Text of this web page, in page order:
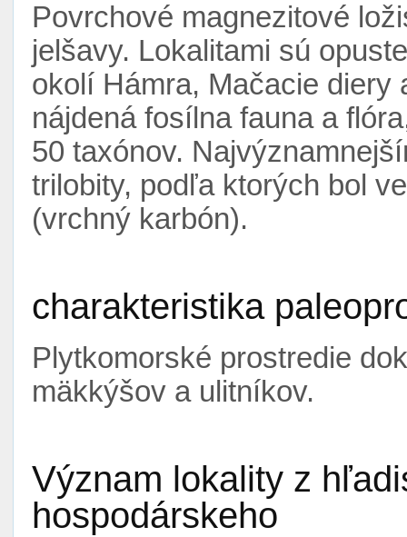
Povrchové magnezitové
jelšavy. Lokalitami sú
okolí Hámra, Mačacie diery
nájdená fosílna fauna a
50 taxónov.
trilobity, podľa ktorých bol
(vrchný karbón).
charakteristika
Plytkomorské prostredie
mäkkýšov a ulitníkov.
Význam lokality z
hospodárskeho